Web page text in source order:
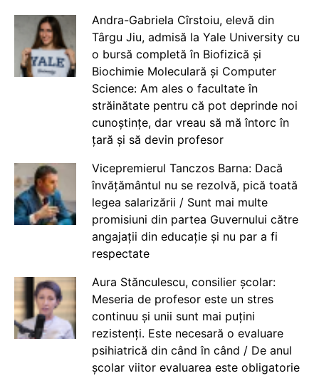
Andra-Gabriela Cîrstoiu, elevă din
Târgu Jiu, admisă la Yale University cu
o bursă completă în Biofizică și
Biochimie Moleculară și Computer
Science: Am ales o facultate în
străinătate pentru că pot deprinde noi
cunoștințe, dar vreau să mă întorc în
țară și să devin profesor
Vicepremierul Tanczos Barna: Dacă
învățământul nu se rezolvă, pică toată
legea salarizării / Sunt mai multe
promisiuni din partea Guvernului către
angajații din educație și nu par a fi
respectate
Aura Stănculescu, consilier școlar:
Meseria de profesor este un stres
continuu și unii sunt mai puțini
rezistenți. Este necesară o evaluare
psihiatrică din când în când / De anul
școlar viitor evaluarea este obligatorie